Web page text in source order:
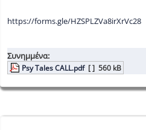
https://forms.gle/HZSPLZVa8irXrVc28
Συνημμένα:
Psy Tales CALL.pdf [ ] 560 kB